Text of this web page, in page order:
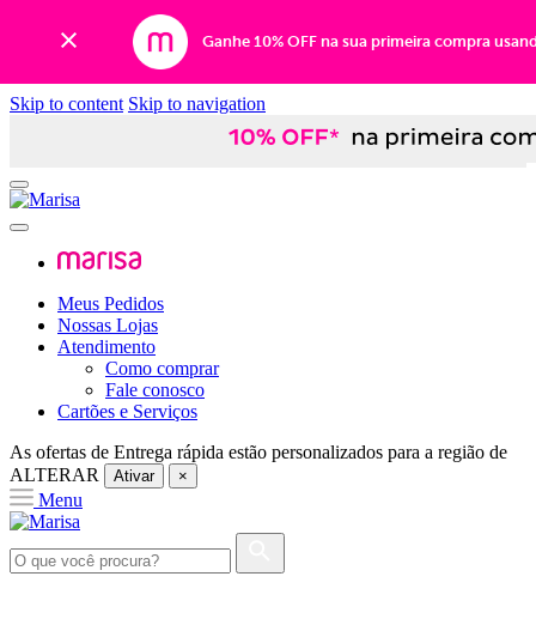
Ganhe 10% OFF na sua primeira compra
Skip to content Skip to navigation
Meus Pedidos
Nossas Lojas
Atendimento
Como comprar
Fale conosco
Cartões e Serviços
As ofertas de Entrega rápida estão personalizados para a região de
ALTERAR
Ativar ×
Menu